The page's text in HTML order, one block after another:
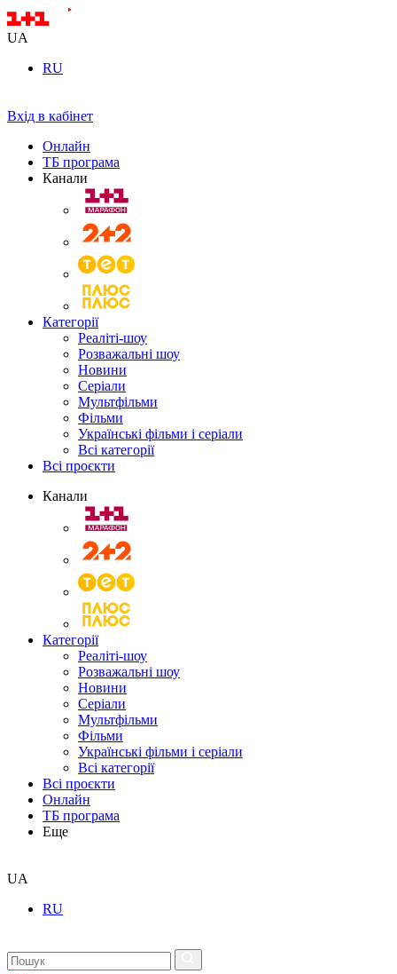
UA
RU
Вхід в кабінет
Онлайн
ТБ програма
Канали
Категорії
Реаліті-шоу
Розважальні шоу
Новини
Серіали
Мультфільми
Фільми
Українські фільми і серіали
Всі категорії
Всі проєкти
Канали
Категорії
Реаліті-шоу
Розважальні шоу
Новини
Серіали
Мультфільми
Фільми
Українські фільми і серіали
Всі категорії
Всі проєкти
Онлайн
ТБ програма
Еще
UA
RU